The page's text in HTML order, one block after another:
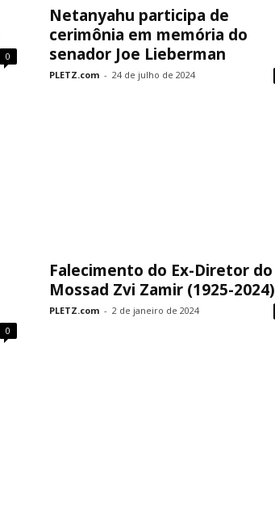
0
Netanyahu participa de
cerimônia em memória do
senador Joe Lieberman
PLETZ.com - 24 de julho de 2024
0
Falecimento do Ex-Diretor do
Mossad Zvi Zamir (1925-2024)
PLETZ.com - 2 de janeiro de 2024